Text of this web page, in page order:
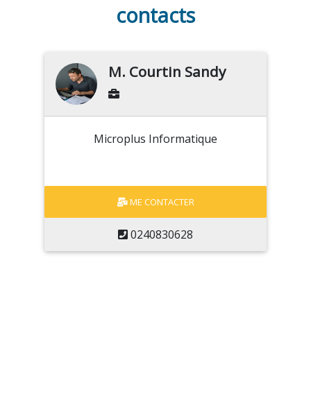
contacts
M. Courtin Sandy
Microplus Informatique
ME CONTACTER
0240830628